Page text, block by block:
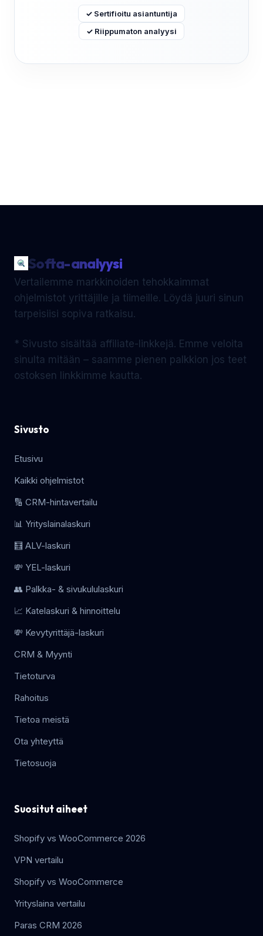
✓ Sertifioitu asiantuntija
✓ Riippumaton analyysi
Softa-analyysi
Vertailemme markkinoiden tehokkaimmat
ohjelmistot yrittäjille ja tiimeille. Löydä juuri sinun
tarpeisiisi sopiva ratkaisu.
* Sivusto sisältää affiliate-linkkejä. Emme veloita
sinulta mitään – saamme pienen palkkion jos teet
ostoksen linkkimme kautta.
Sivusto
Etusivu
Kaikki ohjelmistot
🔢 CRM-hintavertailu
📊 Yrityslainalaskuri
🧮 ALV-laskuri
💸 YEL-laskuri
👥 Palkka- & sivukululaskuri
📈 Katelaskuri & hinnoittelu
💸 Kevytyrittäjä-laskuri
CRM & Myynti
Tietoturva
Rahoitus
Tietoa meistä
Ota yhteyttä
Tietosuoja
Suositut aiheet
Shopify vs WooCommerce 2026
VPN vertailu
Shopify vs WooCommerce
Yrityslaina vertailu
Paras CRM 2026